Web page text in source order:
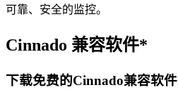
可靠、安全的监控。
Cinnado 兼容软件*
下载免费的Cinnado兼容软件